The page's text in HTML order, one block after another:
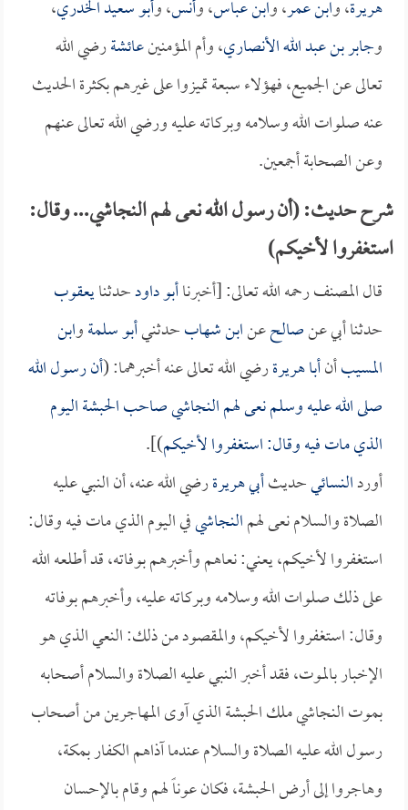
هريرة، وابن عمر، وابن عباس، وأنس، وأبو سعيد الخدري،
وجابر بن عبد الله الأنصاري، وأم المؤمنينعائشةرضي الله
تعالى عن الجميع، فهؤلاء سبعة تميزوا على غيرهم بكثرة الحديث
عنه صلوات الله وسلامه وبركاته عليه ورضي الله تعالى عنهم
وعن الصحابة أجمعين.
شرح حديث: (أن رسول الله نعى لهم النجاشي... وقال:
استغفروا لأخيكم)
قال المصنف رحمه الله تعالى: [أخبرناأبو داودحدثنايعقوب
حدثنا أبي عنصالحعنابن شهابحدثنيأبو سلمةوابن
المسيبأنأبا هريرةرضي الله تعالى عنه أخبرهما: (أن رسول الله
صلى الله عليه وسلم نعى لهمالنجاشيصاحب الحبشة اليوم
الذي مات فيه وقال: استغفروا لأخيكم)].
أوردالنسائيحديثأبي هريرةرضي الله عنه، أن النبي عليه
الصلاة والسلام نعى لهمالنجاشيفي اليوم الذي مات فيه وقال:
استغفروا لأخيكم، يعني: نعاهم وأخبرهم بوفاته، قد أطلعه الله
على ذلك صلوات الله وسلامه وبركاته عليه، وأخبرهم بوفاته
وقال: استغفروا لأخيكم، والمقصود من ذلك: النعي الذي هو
الإخبار بالموت، فقد أخبر النبي عليه الصلاة والسلام أصحابه
بموت النجاشي ملك الحبشة الذي آوى المهاجرين من أصحاب
رسول الله عليه الصلاة والسلام عندما آذاهم الكفار بمكة،
وهاجروا إلى أرض الحبشة، فكان عوناً لهم وقام بالإحسان